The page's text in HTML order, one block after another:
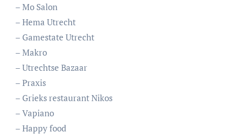
– Mo Salon
– Hema Utrecht
– Gamestate Utrecht
– Makro
– Utrechtse Bazaar
– Praxis
– Grieks restaurant Nikos
– Vapiano
– Happy food